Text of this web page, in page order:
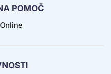
POMOČ